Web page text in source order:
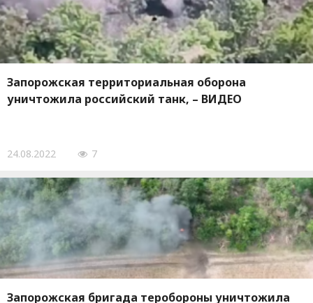
Запорожская территориальная оборона
уничтожила российский танк, – ВИДЕО
24.08.2022 7
Запорожская бригада теробороны уничтожила